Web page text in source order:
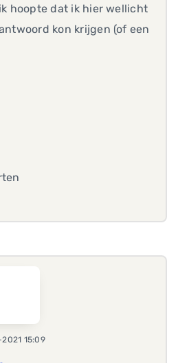
hoopte dat ik hier wellicht
kon krijgen (of een
15:09